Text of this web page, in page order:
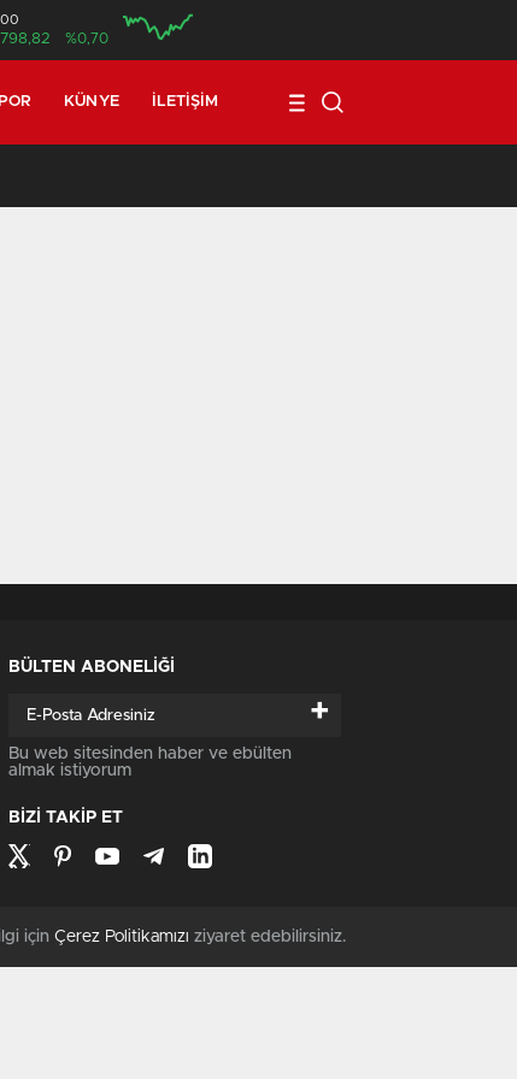
%0,70
KÜNYE İLETIŞIM
BÜLTEN ABONELİĞİ
+
Bu web sitesinden haber ve ebülten
almak istiyorum
BİZİ TAKİP ET
için Çerez Politikamızı ziyaret edebilirsiniz.